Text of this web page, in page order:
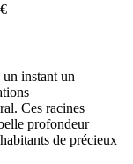
un instant un
Ces racines
profondeur
de précieux